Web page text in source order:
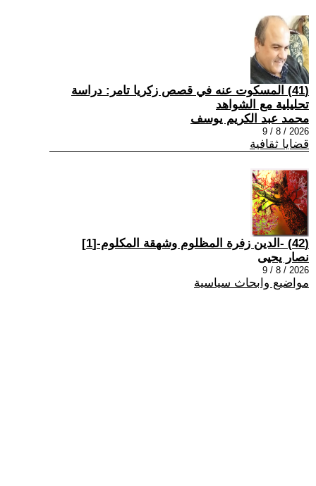
(41) المسكوت عنه في قصص زكريا تامر: دراسة
تحليلية مع الشواهد
محمد عبد الكريم يوسف
2026 / 8 / 9
قضايا ثقافية
(42) -الدين زفرة المظلوم وشهقة المكلوم-[1]
نصار يحيى
2026 / 8 / 9
مواضيع وابحاث سياسية